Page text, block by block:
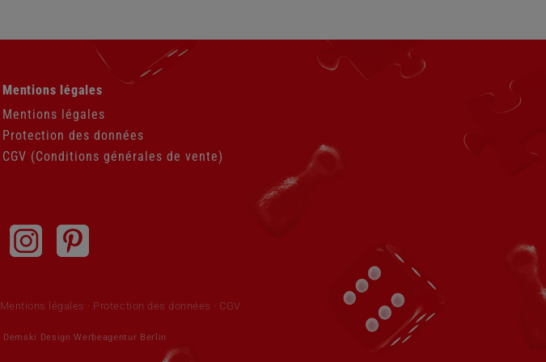
au
Mentions légales
Mentions légales
Protection des données
CGV (Conditions générales de vente)
Mentions légales · Protection des données · CGV
Demski Design Werbeagentur Berlin